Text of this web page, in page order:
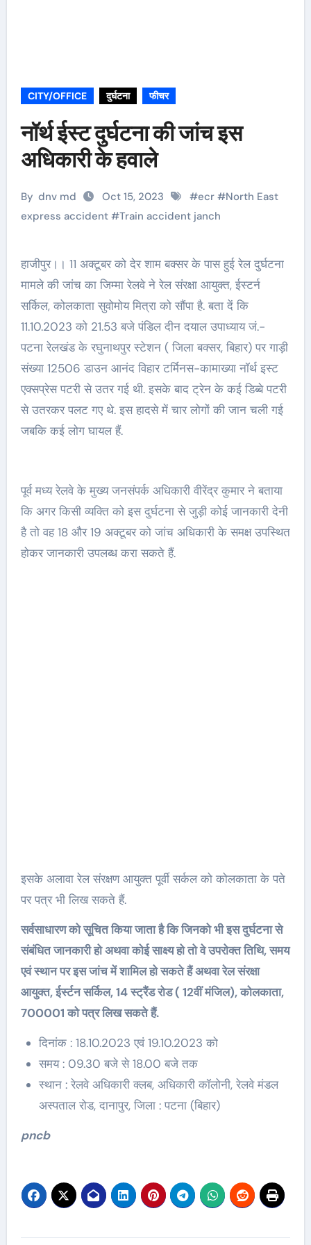
CITY/OFFICE दुर्घटना फीचर
नॉर्थ ईस्ट दुर्घटना की जांच इस
अधिकारी के हवाले
By dnv md Oct 15, 2023 #ecr #North East
express accident#Train accident janch
हाजीपुर।। 11 अक्टूबर को देर शाम बक्सर के पास हुई रेल दुर्घटना
मामले की जांच का जिम्मा रेलवे ने रेल संरक्षा आयुक्त, ईस्टर्न
सर्किल, कोलकाता सुवोमोय मित्रा को सौंपा है. बता दें कि
11.10.2023 को 21.53 बजे पंडिल दीन दयाल उपाध्याय जं.-
पटना रेलखंड के रघुनाथपुर स्टेशन ( जिला बक्सर, बिहार) पर गाड़ी
संख्या 12506 डाउन आनंद विहार टर्मिनस-कामाख्या नॉर्थ इस्ट
एक्सप्रेस पटरी से उतर गई थी. इसके बाद ट्रेन के कई डिब्बे पटरी
से उतरकर पलट गए थे. इस हादसे में चार लोगों की जान चली गई
जबकि कई लोग घायल हैं.
पूर्व मध्य रेलवे के मुख्य जनसंपर्क अधिकारी वीरेंद्र कुमार ने बताया
कि अगर किसी व्यक्ति को इस दुर्घटना से जुड़ी कोई जानकारी देनी
है तो वह 18 और 19 अक्टूबर को जांच अधिकारी के समक्ष उपस्थित
होकर जानकारी उपलब्ध करा सकते हैं.
इसके अलावा रेल संरक्षण आयुक्त पूर्वी सर्कल को कोलकाता के पते
पर पत्र भी लिख सकते हैं.
सर्वसाधारण को सूचित किया जाता है कि जिनको भी इस दुर्घटना से
संबंधित जानकारी हो अथवा कोई साक्ष्य हो तो वे उपरोक्त तिथि, समय
एवं स्थान पर इस जांच में शामिल हो सकते हैं अथवा रेल संरक्षा
आयुक्त, ईर्स्टन सर्किल, 14 स्ट्रैंड रोड ( 12वीं मंजिल), कोलकाता,
700001 को पत्र लिख सकते हैं.
दिनांक : 18.10.2023 एवं 19.10.2023 को
समय : 09.30 बजे से 18.00 बजे तक
स्थान : रेलवे अधिकारी क्लब, अधिकारी कॉलोनी, रेलवे मंडल
अस्पताल रोड, दानापुर, जिला : पटना (बिहार)
pncb